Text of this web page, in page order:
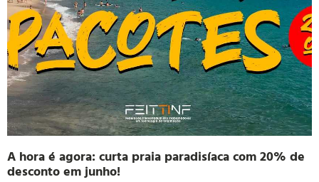
A hora é agora: curta praia paradisíaca com 20% de
desconto em junho!